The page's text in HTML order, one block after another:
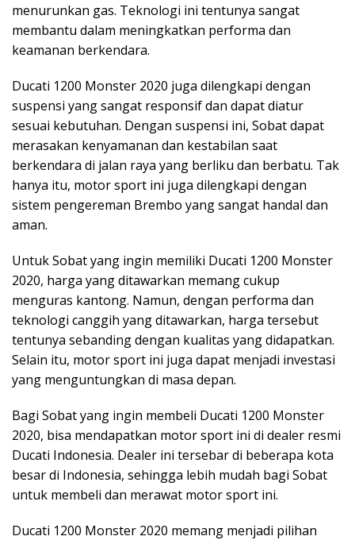
menurunkan gas. Teknologi ini tentunya sangat
membantu dalam meningkatkan performa dan
keamanan berkendara.
Ducati 1200 Monster 2020 juga dilengkapi dengan
suspensi yang sangat responsif dan dapat diatur
sesuai kebutuhan. Dengan suspensi ini, Sobat dapat
merasakan kenyamanan dan kestabilan saat
berkendara di jalan raya yang berliku dan berbatu. Tak
hanya itu, motor sport ini juga dilengkapi dengan
sistem pengereman Brembo yang sangat handal dan
aman.
Untuk Sobat yang ingin memiliki Ducati 1200 Monster
2020, harga yang ditawarkan memang cukup
menguras kantong. Namun, dengan performa dan
teknologi canggih yang ditawarkan, harga tersebut
tentunya sebanding dengan kualitas yang didapatkan.
Selain itu, motor sport ini juga dapat menjadi investasi
yang menguntungkan di masa depan.
Bagi Sobat yang ingin membeli Ducati 1200 Monster
2020, bisa mendapatkan motor sport ini di dealer resmi
Ducati Indonesia. Dealer ini tersebar di beberapa kota
besar di Indonesia, sehingga lebih mudah bagi Sobat
untuk membeli dan merawat motor sport ini.
Ducati 1200 Monster 2020 memang menjadi pilihan